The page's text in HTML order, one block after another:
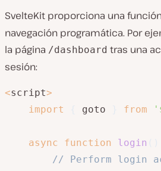
SvelteKit proporciona una
navegación programática. Por
la página /dashboard tras una
sesión:
<script>
import
goto from
async function login
// Perform login